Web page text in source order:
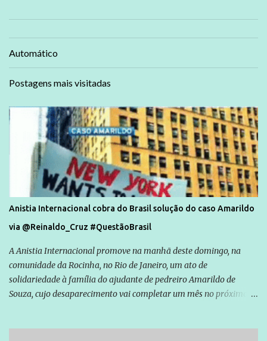
Automático
Postagens mais visitadas
Anistia Internacional cobra do Brasil solução do caso Amarildo
via @Reinaldo_Cruz #QuestãoBrasil
A Anistia Internacional promove na manhã deste domingo, na
comunidade da Rocinha, no Rio de Janeiro, um ato de
solidariedade à família do ajudante de pedreiro Amarildo de
Souza, cujo desaparecimento vai completar um mês no próximo